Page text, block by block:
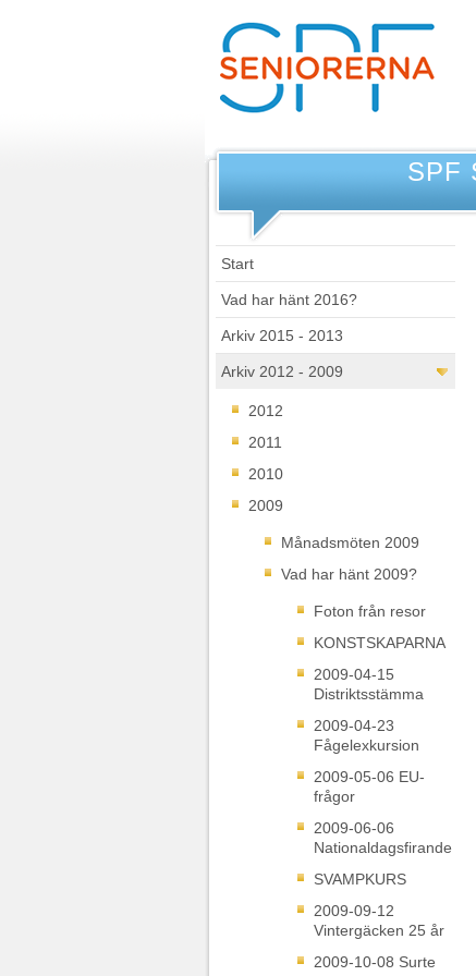
SPF
Start
Vad har hänt 2016?
Arkiv 2015 - 2013
Arkiv 2012 - 2009
2012
2011
2010
2009
Månadsmöten 2009
Vad har hänt 2009?
Foton från resor
KONSTSKAPARNA
2009-04-15
Distriktsstämma
2009-04-23
Fågelexkursion
2009-05-06 EU-
frågor
2009-06-06
Nationaldagsfirande
SVAMPKURS
2009-09-12
Vintergäcken 25 år
2009-10-08 Surte